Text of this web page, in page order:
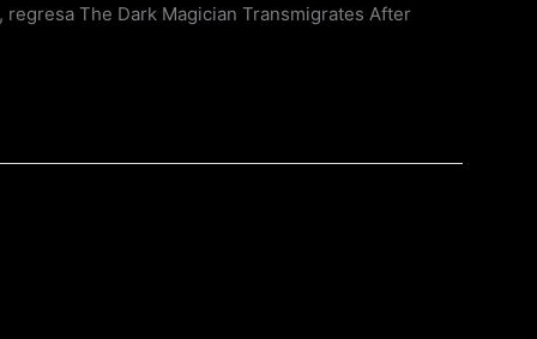
The Dark Magician Transmigrates After